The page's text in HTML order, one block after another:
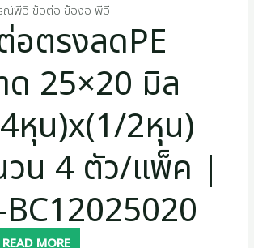
ณ์พีอี ข้อต่อ ข้องอ พีอี
อตรงลดPE
ด 25×20 มิล
หุน)x(1/2หุน)
วน 4 ตัว/แพ็ค |
READ MORE